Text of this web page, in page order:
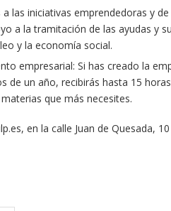
las iniciativas emprendedoras y
a la tramitación de las ayudas y
y la economía social.
empresarial: Si has creado la
de un año, recibirás hasta 15
que más necesites.
en la calle Juan de Quesada,